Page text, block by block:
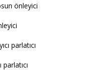
önleyici
parlatıcı